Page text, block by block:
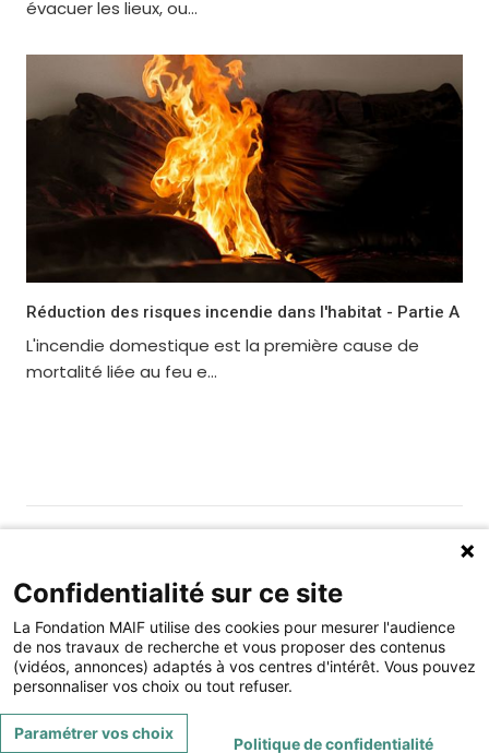
évacuer les lieux, ou...
Réduction des risques incendie dans l'habitat - Partie A
L'incendie domestique est la première cause de
mortalité liée au feu e...
Fondation MAIF
275 rue du Stade, 79180 CHAURAY
Téléphone : 05.49.73.87.04
Contact Mentions légales
Confidentialité sur ce site
La Fondation MAIF utilise des cookies pour mesurer l'audience
de nos travaux de recherche et vous proposer des contenus
(vidéos, annonces) adaptés à vos centres d'intérêt. Vous pouvez
personnaliser vos choix ou tout refuser.
Paramétrer vos choix
Politique de confidentialité